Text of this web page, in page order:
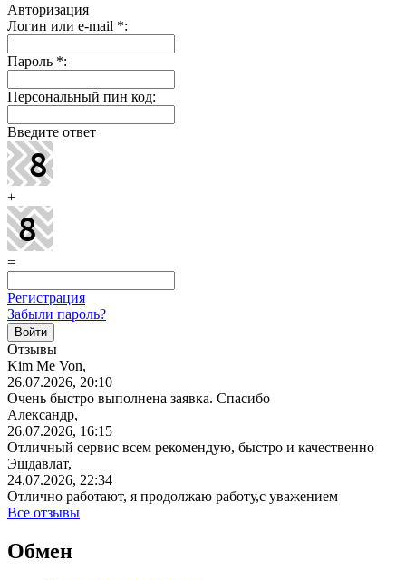
Авторизация
Логин или e-mail *:
Пароль *:
Персональный пин код:
Введите ответ
+
=
Регистрация
Забыли пароль?
Отзывы
Kim Me Von,
26.07.2026, 20:10
Очень быстро выполнена заявка. Спасибо
Александр,
26.07.2026, 16:15
Отличный сервис всем рекомендую, быстро и качественно
Эшдавлат,
24.07.2026, 22:34
Отлично работают, я продолжаю работу,с уважением
Все отзывы
Обмен